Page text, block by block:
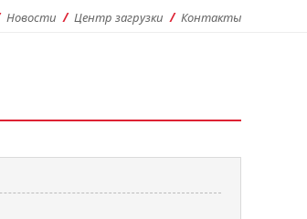
Новости Центр загрузки Контакты